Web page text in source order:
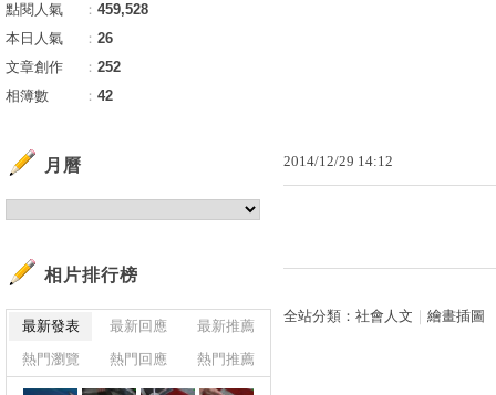
2014/12/29 14:12
全站分類： 社會人文 繪畫插圖
點閱人氣
： 459,528
本日人氣
： 26
文章創作
： 252
相簿數
： 42
月曆
相片排行榜
最新發表 最新回應
最新推薦
熱門瀏覽
熱門回應 熱門推薦